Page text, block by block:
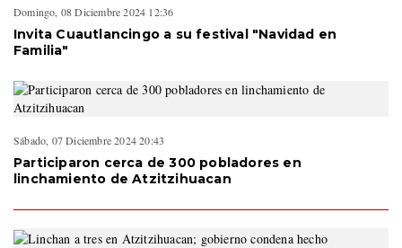
Domingo, 08 Diciembre 2024 12:36
Invita Cuautlancingo a su festival "Navidad en
Familia"
Sábado, 07 Diciembre 2024 20:43
Participaron cerca de 300 pobladores en
linchamiento de Atzitzihuacan